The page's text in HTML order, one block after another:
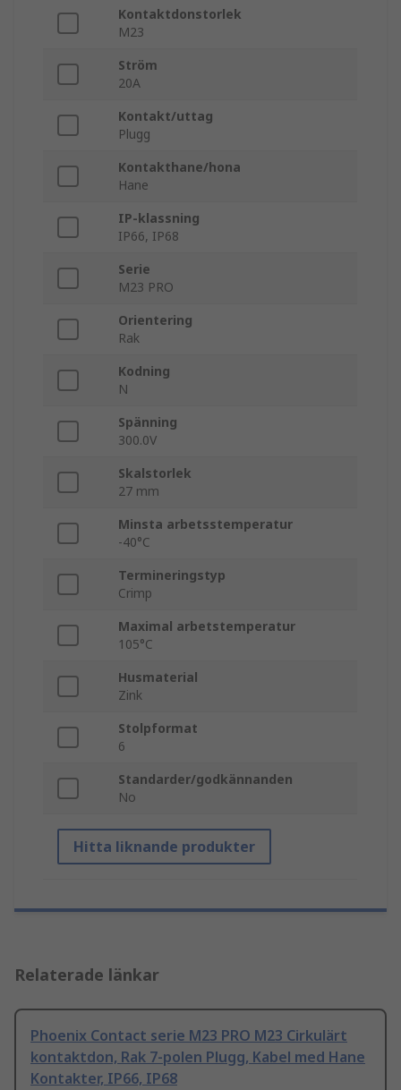
Kontaktdonstorlek
M23
Ström
20A
Kontakt/uttag
Plugg
Kontakthane/hona
Hane
IP-klassning
IP66, IP68
Serie
M23 PRO
Orientering
Rak
Kodning
N
Spänning
300.0V
Skalstorlek
27 mm
Minsta arbetsstemperatur
-40°C
Termineringstyp
Crimp
Maximal arbetstemperatur
105°C
Husmaterial
Zink
Stolpformat
6
Standarder/godkännanden
No
Hitta liknande produkter
Relaterade länkar
Phoenix Contact serie M23 PRO M23 Cirkulärt
kontaktdon, Rak 7-polen Plugg, Kabel med Hane
Kontakter, IP66, IP68